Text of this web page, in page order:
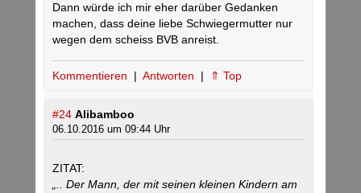
Dann würde ich mir eher darüber Gedanken
machen, dass deine liebe Schwiegermutter nur
wegen dem scheiss BVB anreist.
Kommentieren | Antworten | ⇑ Top
#24 Alibamboo
06.10.2016 um 09:44 Uhr
ZITAT:
„.. Der Mann, der mit seinen kleinen Kindern am